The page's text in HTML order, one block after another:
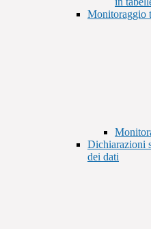
Monitoraggio
Dichiarazioni
dei dati